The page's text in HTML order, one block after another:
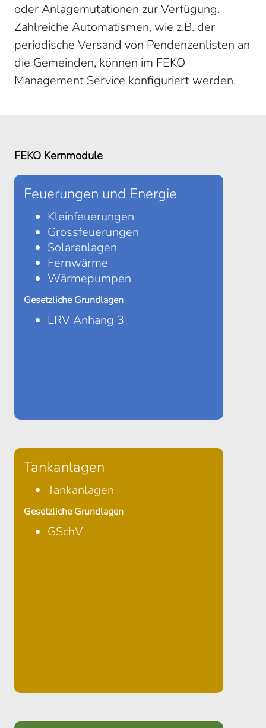
oder Anlagemutationen zur Verfügung.
Zahlreiche Automatismen, wie z.B. der
periodische Versand von Pendenzenlisten an
die Gemeinden, können im FEKO
Management Service konfiguriert werden.
FEKO Kernmodule
Feuerungen und Energie
Kleinfeuerungen
Grossfeuerungen
Solaranlagen
Fernwärme
Wärmepumpen
Gesetzliche Grundlagen
LRV Anhang 3
Tankanlagen
Tankanlagen
Gesetzliche Grundlagen
GSchV